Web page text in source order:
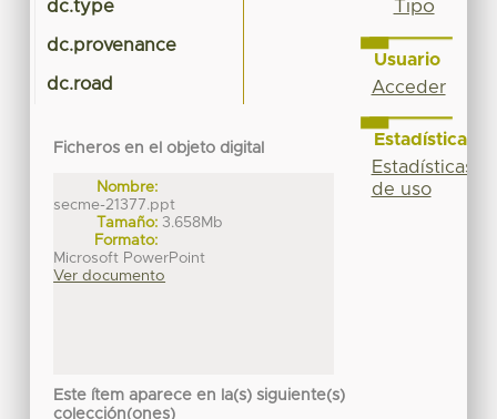
dc.type
dc.provenance
dc.road
Ficheros en el objeto digital
Nombre:
secme-21377.ppt
Tamaño: 3.658Mb
Formato:
Microsoft PowerPoint
Ver documento
Este ítem aparece en la(s) siguiente(s)
colección(ones)
Tipo
Usuario
Acceder
Estadísticas
Estadísticas
de uso